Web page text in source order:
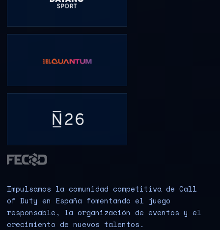
Impulsamos la comunidad competitiva de Call
of Duty en España fomentando el juego
responsable, la organización de eventos y el
crecimiento de nuevos talentos.